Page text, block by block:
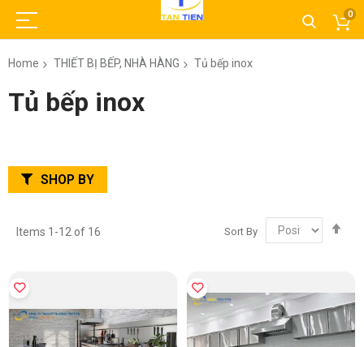
0
Home THIẾT BỊ BẾP, NHÀ HÀNG Tủ bếp inox
Tủ bếp inox
Items 1 -12 of 16 Sort By
SHOP BY